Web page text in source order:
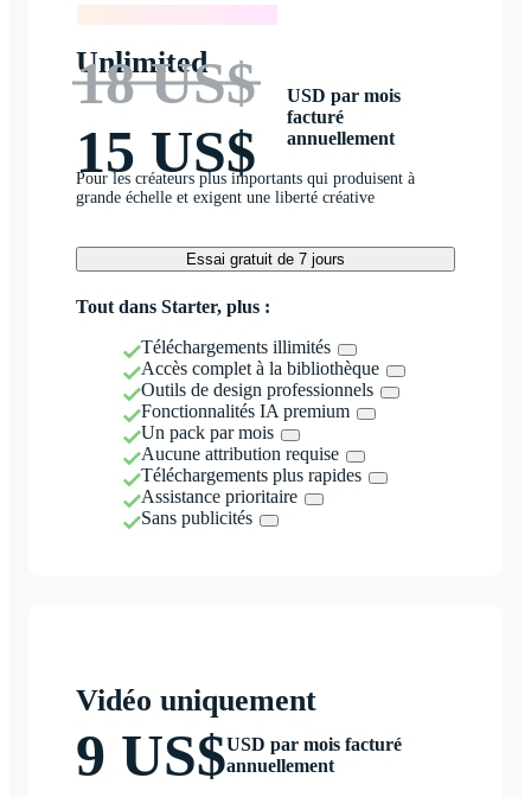
Unlimited
18 US$
15 US$
USD par mois
facturé
annuellement
Pour les créateurs plus importants qui produisent à
grande échelle et exigent une liberté créative
Essai gratuit de 7 jours
Tout dans Starter, plus :
Téléchargements illimités
Accès complet à la bibliothèque
Outils de design professionnels
Fonctionnalités IA premium
Un pack par mois
Aucune attribution requise
Téléchargements plus rapides
Assistance prioritaire
Sans publicités
Vidéo uniquement
9 US$USD par mois facturé
annuellement